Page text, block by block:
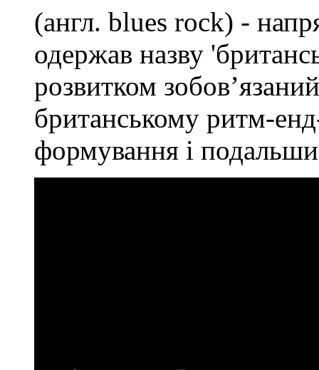
(англ. blues rock) -
одержав назву
розвитком
британському ритм-
формування і